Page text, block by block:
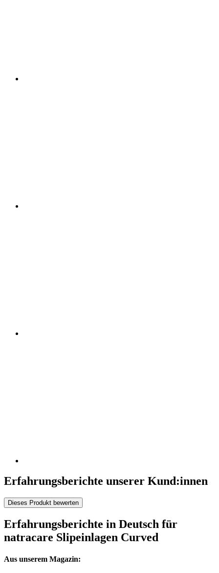
Erfahrungsberichte unserer Kund:innen
Dieses Produkt bewerten
Erfahrungsberichte in Deutsch für
natracare Slipeinlagen Curved
Aus unserem Magazin: